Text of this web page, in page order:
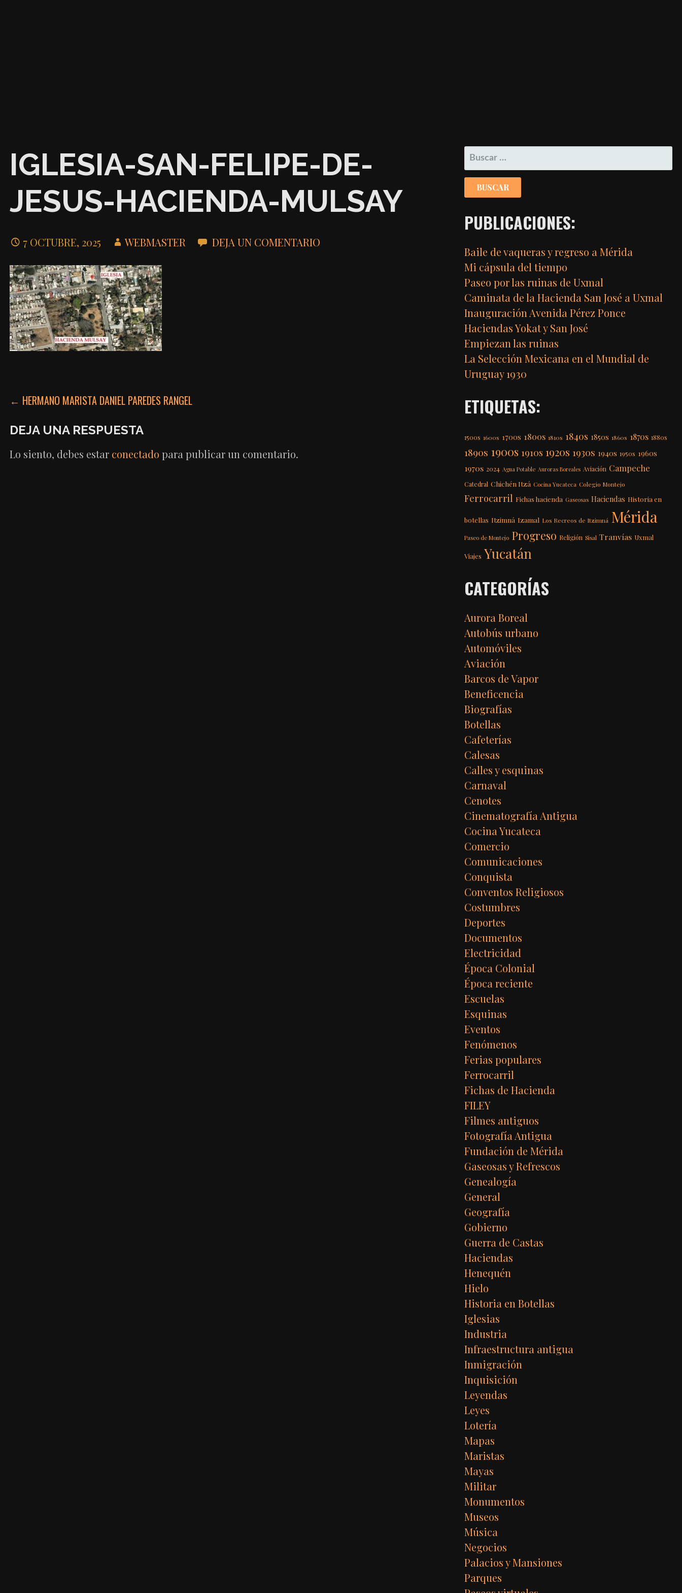
IGLESIA-SAN-FELIPE-DE-
JESUS-HACIENDA-MULSAY
7 OCTUBRE, 2025 WEBMASTER DEJA UN COMENTARIO
NAVEGACIÓN
DE
ENTRADAS
← HERMANO MARISTA DANIEL PAREDES RANGEL
DEJA UNA RESPUESTA
Lo siento, debes estar conectado para publicar un comentario.
BUSCAR:
PUBLICACIONES:
Baile de vaqueras y regreso a Mérida
Mi cápsula del tiempo
Paseo por las ruinas de Uxmal
Caminata de la Hacienda San José a Uxmal
Inauguración Avenida Pérez Ponce
Haciendas Yokat y San José
Empiezan las ruinas
La Selección Mexicana en el Mundial de
Uruguay 1930
ETIQUETAS:
1500s 1600s 1700s 1800s 1810s 1840s 1850s 1860s 1870s 1880s
1890s 1900s 1910s 1920s 1930s 1940s 1950s 1960s
1970s 2024 Agua Potable Auroras Boreales Aviación Campeche
Catedral Chichén Itzá Cocina Yucateca Colegio Montejo
Ferrocarril Fichas hacienda Gaseosas Haciendas Historia en
botellas Itzimná Izamal Los Recreos de Itzimná Mérida
Paseo de Montejo Progreso Religión Sisal Tranvías Uxmal
Viajes Yucatán
CATEGORÍAS
Aurora Boreal
Autobús urbano
Automóviles
Aviación
Barcos de Vapor
Beneficencia
Biografías
Botellas
Cafeterías
Calesas
Calles y esquinas
Carnaval
Cenotes
Cinematografía Antigua
Cocina Yucateca
Comercio
Comunicaciones
Conquista
Conventos Religiosos
Costumbres
Deportes
Documentos
Electricidad
Época Colonial
Época reciente
Escuelas
Esquinas
Eventos
Fenómenos
Ferias populares
Ferrocarril
Fichas de Hacienda
FILEY
Filmes antiguos
Fotografía Antigua
Fundación de Mérida
Gaseosas y Refrescos
Genealogía
General
Geografía
Gobierno
Guerra de Castas
Haciendas
Henequén
Hielo
Historia en Botellas
Iglesias
Industria
Infraestructura antigua
Inmigración
Inquisición
Leyendas
Leyes
Lotería
Mapas
Maristas
Mayas
Militar
Monumentos
Museos
Música
Negocios
Palacios y Mansiones
Parques